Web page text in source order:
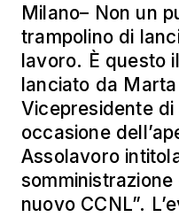
Milano– Non un
trampolino di
lavoro. È questo
lanciato da Marta
Vicepresidente
occasione
Assolavoro
nuovo CCNL”.